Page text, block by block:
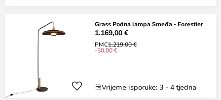
Grass Podna lampa Smeđa - Forestier
1.169,00 €
PMC1.219,00 €
-50,00 €
Vrijeme isporuke: 3 - 4 tjedna